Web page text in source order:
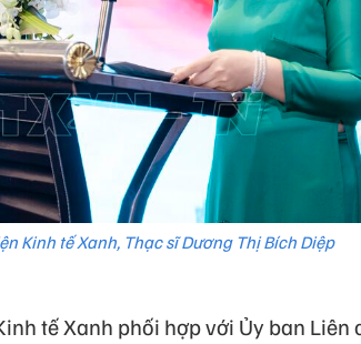
Kinh tế Xanh, Thạc sĩ Dương Thị Bích Diệp
tế Xanh phối hợp với Ủy ban Liên